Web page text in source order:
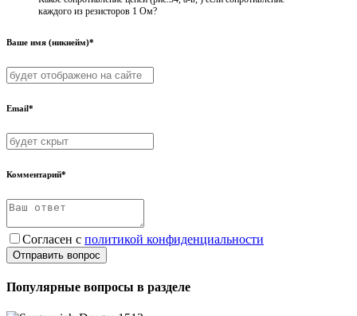
каждого из резисторов 1 Ом?​
Ваше имя (никнейм)*
Email*
Комментарий*
Согласен с политикой конфиденциальности
Отправить вопрос
Популярные вопросы в разделе